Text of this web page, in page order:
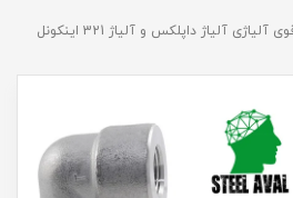
سه راه زانو مهره ماسوره فشارقوی آلیاژی آلیاژ داپلکس و آلیاژ 321 اینکونل